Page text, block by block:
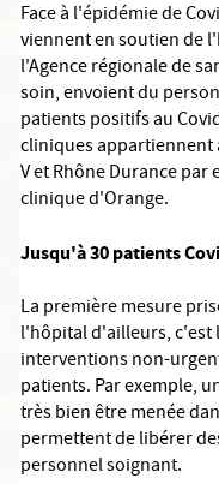
Face à l'épidémie de
viennent en soutien de
l'Agence régionale de
soin, envoient du
patients positifs au
cliniques appartiennent
V et Rhône Durance par
clinique d'Orange.
Jusqu'à 30 patients
La première mesure
l'hôpital d'ailleurs, c'est
interventions non-
patients. Par exemple,
très bien être menée
permettent de libérer
personnel soignant.